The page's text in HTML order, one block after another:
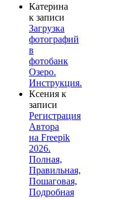
Катерина
к записи
Загрузка
фотографий
в
фотобанк
Озеро.
Инструкция.
Ксения к
записи
Регистрация
Автора
на Freepik
2026.
Полная,
Правильная,
Пошаговая,
Подробная